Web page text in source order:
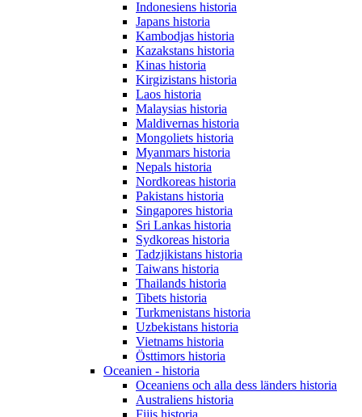
Indonesiens historia
Japans historia
Kambodjas historia
Kazakstans historia
Kinas historia
Kirgizistans historia
Laos historia
Malaysias historia
Maldivernas historia
Mongoliets historia
Myanmars historia
Nepals historia
Nordkoreas historia
Pakistans historia
Singapores historia
Sri Lankas historia
Sydkoreas historia
Tadzjikistans historia
Taiwans historia
Thailands historia
Tibets historia
Turkmenistans historia
Uzbekistans historia
Vietnams historia
Östtimors historia
Oceanien - historia
Oceaniens och alla dess länders historia
Australiens historia
Fijis historia